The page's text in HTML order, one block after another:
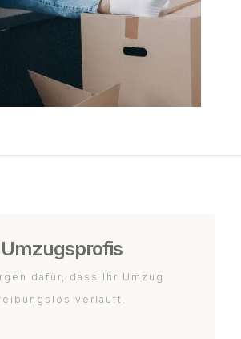
Umzugsprofis
dafür, dass Ihr Umzug
verläuft.